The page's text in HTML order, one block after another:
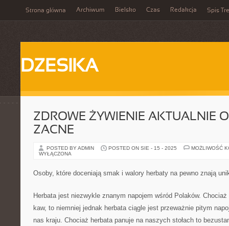
Strona główna Archiwum Bielsko Czas Redakcja Spis
DZESIKA
ZDROWE ŻYWIENIE AKTUALNIE
ZACNE
POSTED BY ADMIN POSTED ON SIE - 15 - 2025
MOŻLIWOŚĆ
WYŁĄCZONA
Osoby, które doceniają smak i walory herbaty na pewno znają
Herbata jest niezwykle znanym napojem wśród Polaków.
kaw, to niemniej jednak herbata ciągle jest przeważnie pitym
nas kraju. Chociaż herbata panuje na naszych stołach to